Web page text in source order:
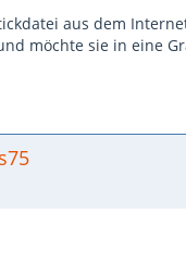
aus dem
möchte sie in eine